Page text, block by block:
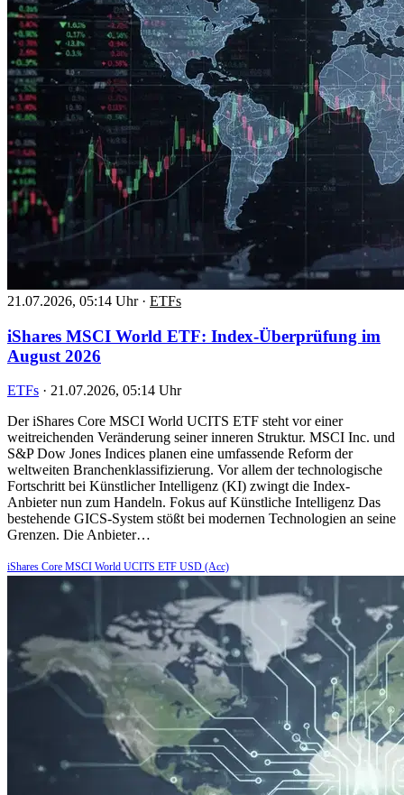
21.07.2026, 05:14 Uhr · ETFs
iShares MSCI World ETF: Index-Überprüfung im
August 2026
ETFs · 21.07.2026, 05:14 Uhr
Der iShares Core MSCI World UCITS ETF steht vor einer
weitreichenden Veränderung seiner inneren Struktur. MSCI Inc. und
S&P Dow Jones Indices planen eine umfassende Reform der
weltweiten Branchenklassifizierung. Vor allem der technologische
Fortschritt bei Künstlicher Intelligenz (KI) zwingt die Index-
Anbieter nun zum Handeln. Fokus auf Künstliche Intelligenz Das
bestehende GICS-System stößt bei modernen Technologien an seine
Grenzen. Die Anbieter…
iShares Core MSCI World UCITS ETF USD (Acc)